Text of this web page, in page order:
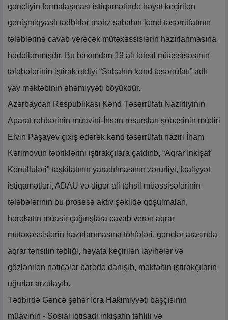
gəncliyin formalaşması istiqamətində həyat keçirilən
genişmiqyaslı tədbirlər məhz sabahın kənd təsərrüfatının
tələblərinə cavab verəcək mütəxəssislərin hazırlanmasına
hədəflənmişdir. Bu baxımdan 19 ali təhsil müəssisəsinin
tələbələrinin iştirak etdiyi “Sabahın kənd təsərrüfatı” adlı
yay məktəbinin əhəmiyyəti böyükdür.
Azərbaycan Respublikası Kənd Təsərrüfatı Nazirliyinin
Aparat rəhbərinin müavini-İnsan resursları şöbəsinin müdiri
Elvin Paşayev çıxış edərək kənd təsərrüfatı naziri İnam
Kərimovun təbriklərini iştirakçılara çatdırıb, “Aqrar İnkişaf
Könüllüləri" təşkilatının yaradılmasının zərurliyi, fəaliyyət
istiqamətləri, ADAU və digər ali təhsil müəssisələrinin
tələbələrinin bu prosesə aktiv şəkildə qoşulmaları,
hərəkatın müasir çağırışlara cavab verən aqrar
mütəxəssislərin hazırlanmasına töhfələri, gənclər arasında
aqrar təhsilin təbliği, həyata keçirilən layihələr və
gözlənilən nəticələr barədə danışıb, məktəbin iştirakçıların
uğurlar arzulayıb.
Tədbirdə Gəncə şəhər İcra Hakimiyyəti başçısının
müavinin - Sosial iqtisadi inkişafın təhlili və